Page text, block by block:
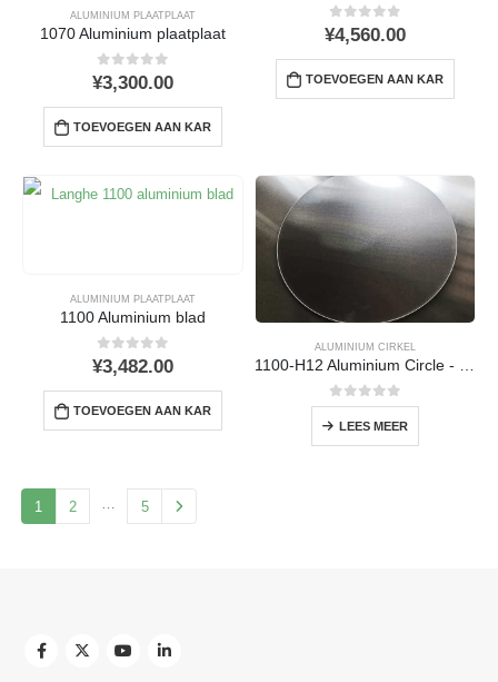
ALUMINIUM PLAATPLAAT
1070 Aluminium plaatplaat
0uit 5
¥3,300.00
TOEVOEGEN AAN KAR
0uit 5
¥4,560.00
TOEVOEGEN AAN KAR
ALUMINIUM PLAATPLAAT
1100 Aluminium blad
0uit 5
¥3,482.00
TOEVOEGEN AAN KAR
ALUMINIUM CIRKEL
1100-H12 Aluminium Circle - Hoge zuiverheid & Uitstekende vormbaarheid
0uit 5
LEES MEER
1 2 5